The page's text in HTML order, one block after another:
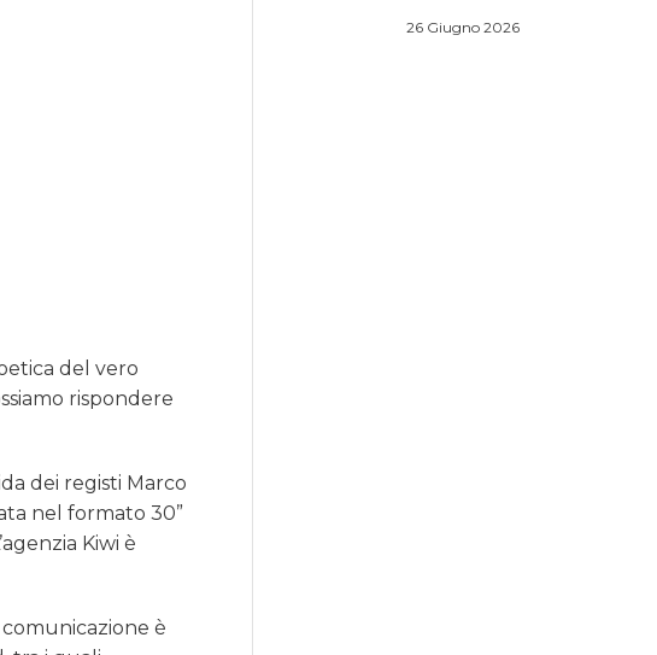
del vero
rispondere
dei registi Marco
nel formato 30”
Kiwi è
è
26 Giugno 2026